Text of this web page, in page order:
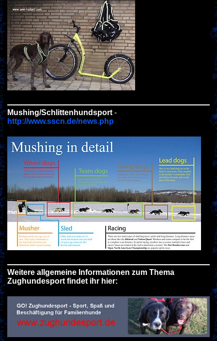
Mushing/Schlittenhundsport -
http://www.sscn.de/news.php
Weitere allgemeine Informationen zum Thema
Zughundesport findet ihr hier: